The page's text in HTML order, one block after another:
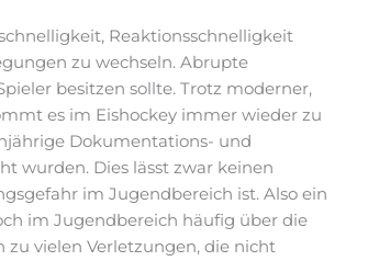
Reaktionsschnelligkeit
zu wechseln. Abrupte
besitzen sollte. Trotz moderner,
es im Eishockey immer wieder zu
Dokumentations- und
wurden. Dies lässt zwar keinen
im Jugendbereich ist. Also ein
im Jugendbereich häufig über die
vielen Verletzungen, die nicht